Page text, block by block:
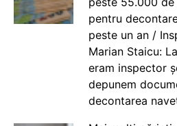
pentru
peste un an /
Marian Staicu:
eram inspector
depunem
decontarea